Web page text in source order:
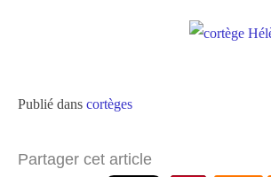
Publié dans cortèges
Partager cet article